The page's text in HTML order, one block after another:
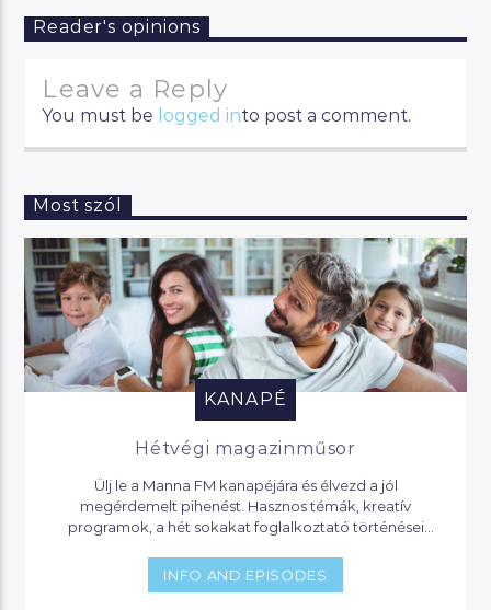
Reader's opinions
Leave a Reply
You must be logged into post a comment.
Most szól
KANAPÉ
Hétvégi magazinműsor
Ülj le a Manna FM kanapéjára és élvezd a jól
megérdemelt pihenést. Hasznos témák, kreatív
programok, a hét sokakat foglalkoztató történései
foglalsz nálunk.
INFO AND EPISODES